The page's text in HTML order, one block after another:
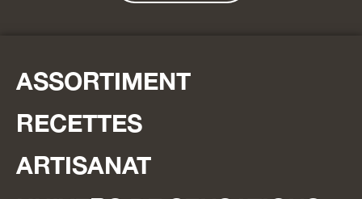
ASSORTIMENT
RECETTES
ARTISANAT